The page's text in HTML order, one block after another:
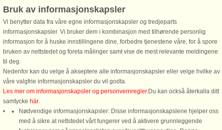
sjøklippe stiger majestetisk 860 m rett opp fra havet. Fiskeværet Kalvåg er det
største og best bevarte fiskeværet på Vestlandet, med de flotte Vamråkbuene
som ligger på rekke og rad nede ved sjøen. På øyen Bremangerlandet ligger
Grotlesanden, en av Norges fineste badestrender med en 2 km lang finkornet
hvit sandstrand.
SUNNMØRE: Geiranger og Geirangerfjorden
På UNESCO's liste over natur-/kulturskatter er den verdenskjente
Geirangerfjorden, kalt verdens vakreste fjord. Nedover Ørnesvingene (på Rv63)
ca. 70 min. Opplev små fraflyttede fjellgårder som henger utover stupene langs
fjorden, og flotte fossefall.
Bruk av informasjonskapsler
Vi benytter data fra våre egne informasjonskapsler og tredjeparts
informasjonskapsler. Vi bruker dem i kombinasjon med tilhørende personlig
informasjon for å huske innstillingene dine, forbedre tjenestene våre, for å spore
bruken av nettstedet og foreta målinger samt vise de mest relevante meldingene
til deg.
Nedenfor kan du velge å akseptere alle informasjonskapsler eller velge hvilke av
våre valgfrie informasjonskapsler du vil godta.
Les mer om informasjonskapsler og personvernregler.Du kan också återkalla ditt
samtycke här.
Nødvendige informasjonskapsler: Disse informasjonskapslene hjelper oss
med å sikre at nettstedet vårt fungerer ved å aktivere grunnleggende